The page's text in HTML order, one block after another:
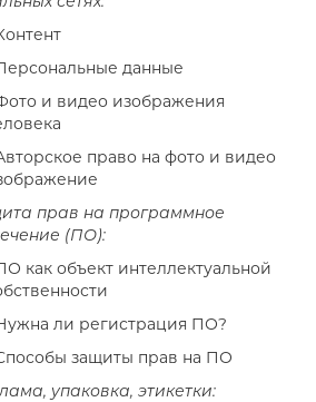
данные
и видео изображения
право на фото и видео
прав на программное
(ПО):
как объект интеллектуальной
ли регистрация ПО?
защиты прав на ПО
упаковка, этикетки: